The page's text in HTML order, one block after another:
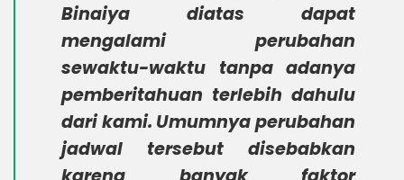
Binaiya diatas dapat
mengalami perubahan
sewaktu-waktu tanpa adanya
pemberitahuan terlebih dahulu
dari kami. Umumnya perubahan
jadwal tersebut disebabkan